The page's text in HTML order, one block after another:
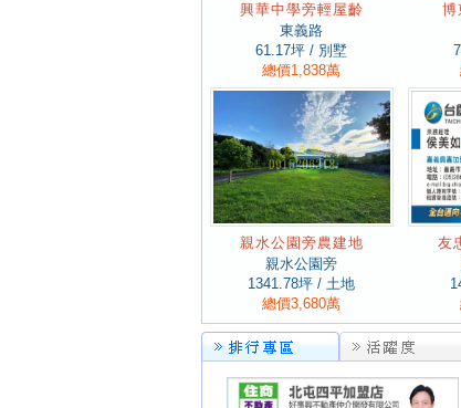
興華中學旁輕屋齡
東義路
61.17坪 / 別墅
總價1,838萬
博
親水公園旁農建地
親水公園旁
1341.78坪 / 土地
總價3,680萬
友